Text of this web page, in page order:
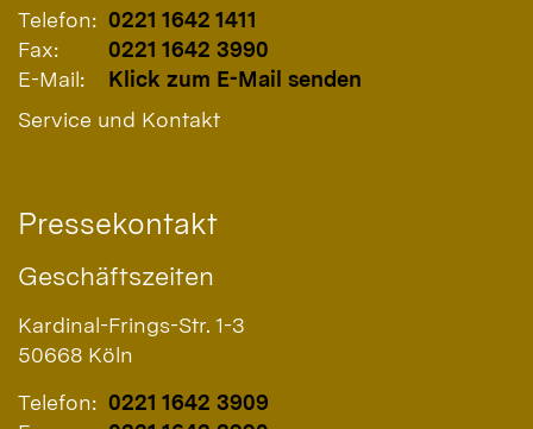
Telefon: 0221 1642 1411
Fax:
0221 1642 3990
E-Mail:
Klick zum E-Mail senden
Service und Kontakt
Pressekontakt
Geschäftszeiten
Kardinal-Frings-Str. 1-3
50668 Köln
Telefon: 0221 1642 3909